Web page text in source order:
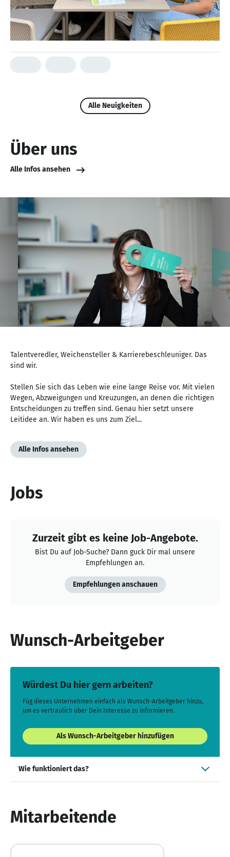
Alle Neuigkeiten
Über uns
Alle Infos ansehen
von
Talentveredler, Weichensteller & Karrierebeschleuniger. Das
sind wir.
Stellen Sie sich das Leben wie eine lange Reise vor. Mit vielen
Wegen, Abzweigungen und Kreuzungen, an denen die richtigen
Entscheidungen zu treffen sind. Genau hier setzt unsere
Leitidee an. Wir haben es uns zum Ziel...
Alle Infos ansehen
Jobs
Zurzeit gibt es keine Job-Angebote.
Bist Du auf Job-Suche? Dann guck Dir mal unsere
Empfehlungen an.
Empfehlungen anschauen
Wunsch-Arbeitgeber
Würdest Du hier gern arbeiten?
Füg dieses Unternehmen einfach als Wunsch-Arbeitgeber hinzu,
um es vertraulich über Dein Interesse zu informieren.
Als Wunsch-Arbeitgeber hinzufügen
Wie funktioniert das?
Mitarbeitende